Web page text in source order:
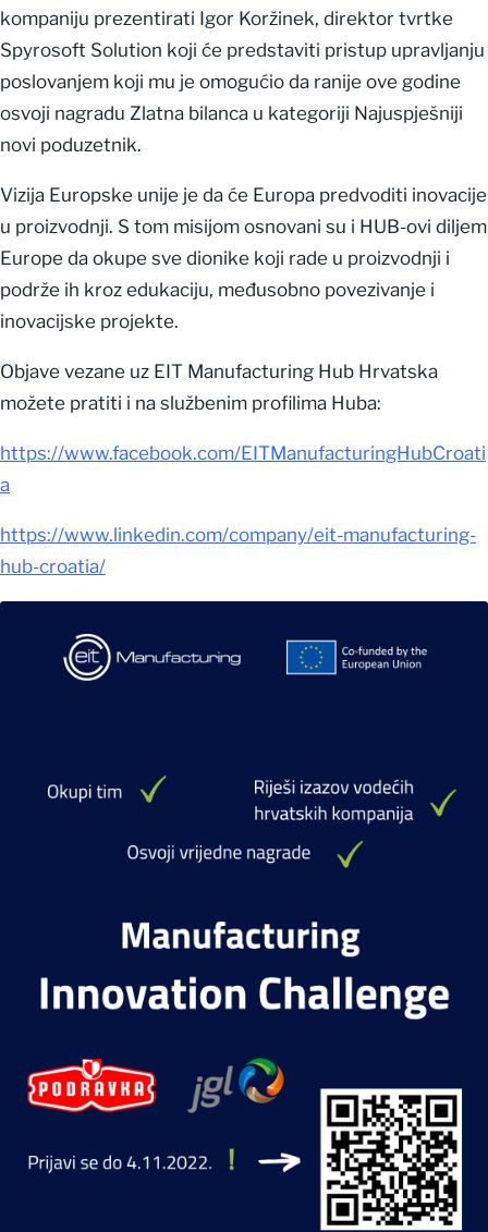
kompaniju prezentirati Igor Koržinek, direktor tvrtke
Spyrosoft Solution koji će predstaviti pristup upravljanju
poslovanjem koji mu je omogućio da ranije ove godine
osvoji nagradu Zlatna bilanca u kategoriji Najuspješniji
novi poduzetnik.
Vizija Europske unije je da će Europa predvoditi inovacije
u proizvodnji. S tom misijom osnovani su i HUB-ovi diljem
Europe da okupe sve dionike koji rade u proizvodnji i
podrže ih kroz edukaciju, međusobno povezivanje i
inovacijske projekte.
Objave vezane uz EIT Manufacturing Hub Hrvatska
možete pratiti i na službenim profilima Huba:
https://www.facebook.com/EITManufacturingHubCroati
a
https://www.linkedin.com/company/eit-manufacturing-
hub-croatia/